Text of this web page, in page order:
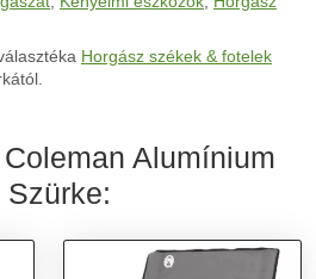
Horgász székek & fotelek
Alumínium